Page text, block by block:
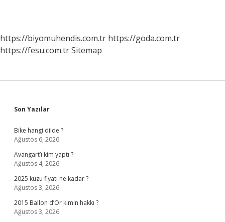
https://biyomuhendis.com.tr https://goda.com.tr
https://fesu.com.trSitemap
Sidebar
Son Yazılar
Bike hangi dilde ?
Ağustos 6, 2026
Avangart’ı kim yaptı ?
Ağustos 4, 2026
2025 kuzu fiyatı ne kadar ?
Ağustos 3, 2026
2015 Ballon d’Or kimin hakkı ?
Ağustos 3, 2026